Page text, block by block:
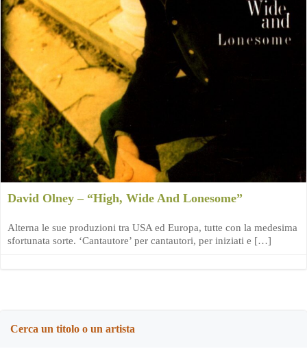
David Olney – “High, Wide And Lonesome”
Alterna le sue produzioni tra USA ed Europa, tutte con la medesima
sfortunata sorte. ‘Cantautore’ per cantautori, per iniziati e […]
Cerca un titolo o un artista